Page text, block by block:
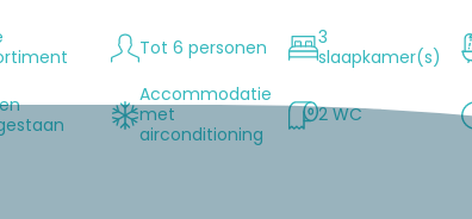
Tot 6 personen
3
slaapkamer(s)
Accommodatie
met
airconditioning
2 WC